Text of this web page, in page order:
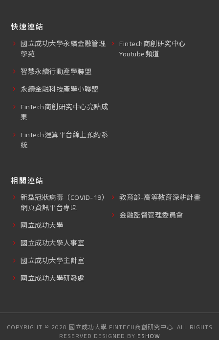
快速連結
國立成功大學永續金融管理
學苑
智慧永續行動產學聯盟
永續金融科技產學小聯盟
FinTech商創研究中心亮點成
果
FinTech運算平台線上預約系
統
Fintech商創研究中心
Youtube頻道
相關連結
新型冠狀病毒（COVID-19）
網頁資訊平台專區
國立成功大學
國立成功大學人事室
國立成功大學主計室
國立成功大學研發處
教育部-高等教育深耕計畫
金融監督管理委員會
COPYRIGHT © 2020 國立成功大學 FINTECH商創研究中心. ALL RIGHTS
RESERVED DESIGNED BY ESHOW